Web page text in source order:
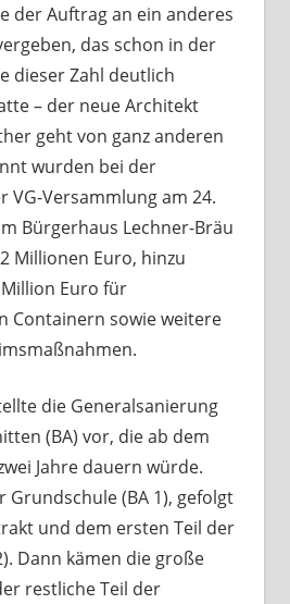
der Auftrag an ein anderes
das schon in der
dieser Zahl deutlich
– der neue Architekt
geht von ganz anderen
wurden bei der
VG-Versammlung am 24.
Bürgerhaus Lechner-Bräu
Millionen Euro, hinzu
Euro für
Containern sowie weitere
die Generalsanierung
(BA) vor, die ab dem
Jahre dauern würde.
(BA 1), gefolgt
und dem ersten Teil der
Dann kämen die große
restliche Teil der